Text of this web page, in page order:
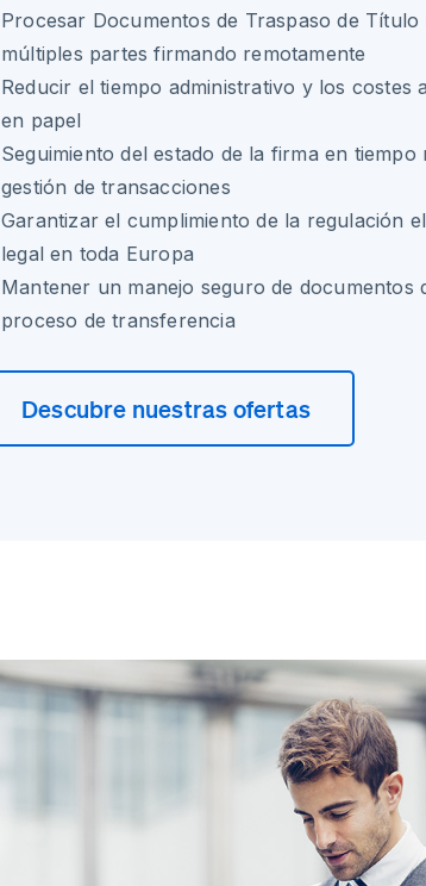
Procesar Documentos de Traspaso de Título
múltiples partes firmando remotamente
Reducir el tiempo administrativo y los costes
en papel
Seguimiento del estado de la firma en
gestión de transacciones
Garantizar el cumplimiento de la regulación
legal en toda Europa
Mantener un manejo seguro de documentos
proceso de transferencia
Descubre nuestras ofertas